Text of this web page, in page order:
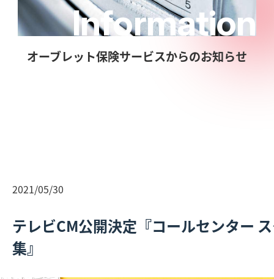
Information
オーブレット保険サービスからのお知らせ
2021/05/30
テレビCM公開決定『コールセンター
集』